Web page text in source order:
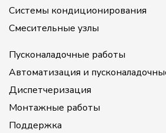
Системы кондиционирования
Смесительные узлы
Пусконаладочные работы
Автоматизация и
Диспетчеризация
Монтажные работы
Поддержка